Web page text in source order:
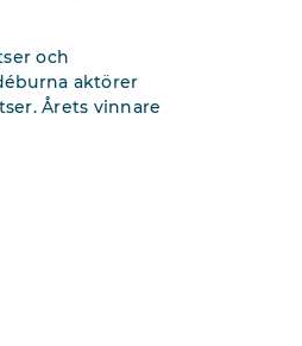
och
aktörer
Årets vinnare